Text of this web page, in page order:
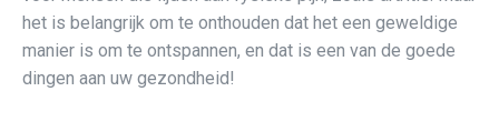
het is belangrijk om te onthouden dat het een geweldige
manier is om te ontspannen, en dat is een van de goede
dingen aan uw gezondheid!